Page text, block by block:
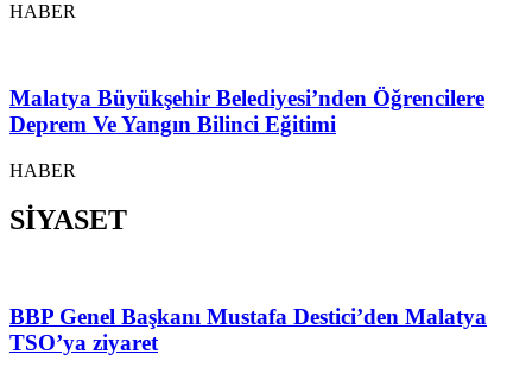
HABER
Malatya Büyükşehir Belediyesi’nden Öğrencilere
Deprem Ve Yangın Bilinci Eğitimi
HABER
SİYASET
BBP Genel Başkanı Mustafa Destici’den Malatya
TSO’ya ziyaret